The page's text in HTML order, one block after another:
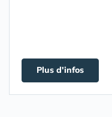
Plus d'infos